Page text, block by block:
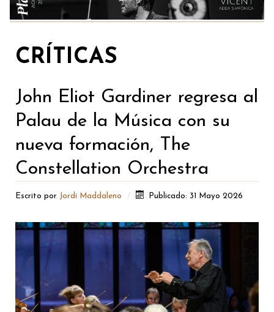
CRÍTICAS
John Eliot Gardiner regresa al
Palau de la Música con su
nueva formación, The
Constellation Orchestra
Escrito por Jordi Maddaleno Publicado: 31 Mayo 2026